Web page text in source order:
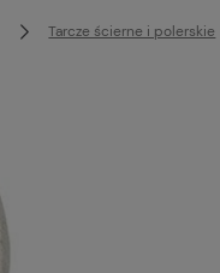
Tarcze ścierne i polerskie